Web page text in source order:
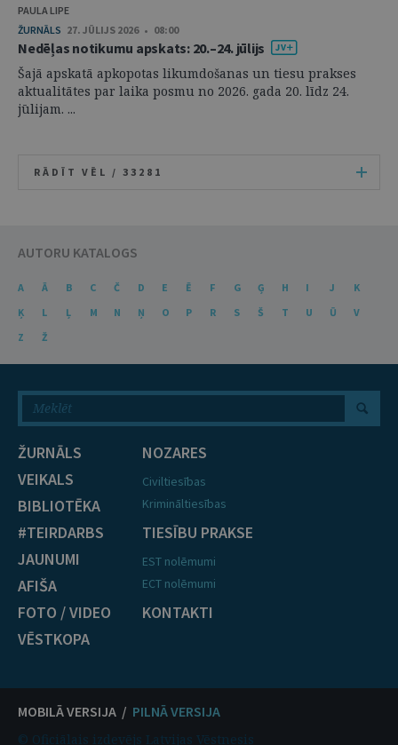
PAULA LIPE
ŽURNĀLS 27. JŪLIJS 2026 • 08:00
Nedēļas notikumu apskats: 20.–24. jūlijs
Šajā apskatā apkopotas likumdošanas un tiesu prakses
aktualitātes par laika posmu no 2026. gada 20. līdz 24.
jūlijam. ...
RĀDĪT VĒL / 33281
AUTORU KATALOGS
A Ā B C Č D E Ē F G Ģ H I J
K
Ķ
L Ļ M N Ņ O P R S Š T U Ū
V
Z
Ž
ŽURNĀLS
VEIKALS
BIBLIOTĒKA
#TEIRDARBS
JAUNUMI
AFIŠA
FOTO / VIDEO
VĒSTKOPA
NOZARES
Civiltiesības
Krimināltiesības
TIESĪBU PRAKSE
EST nolēmumi
ECT nolēmumi
KONTAKTI
MOBILĀ VERSIJA / PILNĀ VERSIJA
© Oficiālais izdevējs Latvijas Vēstnesis